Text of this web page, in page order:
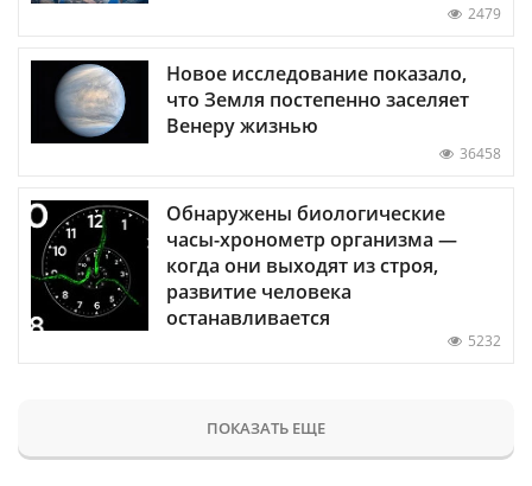
2479
Новое исследование показало,
что Земля постепенно заселяет
Венеру жизнью
36458
Обнаружены биологические
часы-хронометр организма —
когда они выходят из строя,
развитие человека
останавливается
5232
ПОКАЗАТЬ ЕЩЕ